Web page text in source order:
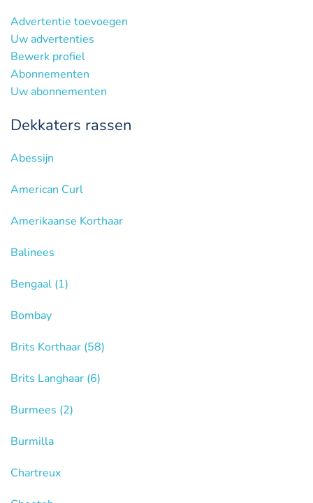
Advertentie toevoegen
Uw advertenties
Bewerk profiel
Abonnementen
Uw abonnementen
Dekkaters rassen
Abessijn
American Curl
Amerikaanse Korthaar
Balinees
Bengaal (1)
Bombay
Brits Korthaar (58)
Brits Langhaar (6)
Burmees (2)
Burmilla
Chartreux